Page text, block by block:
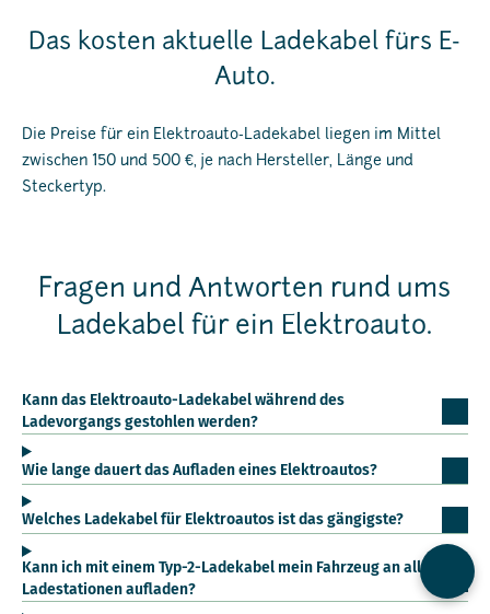
Das kosten aktuelle Ladekabel fürs E-
Auto.
Die Preise für ein Elektroauto-Ladekabel liegen im Mittel
zwischen 150 und 500 €, je nach Hersteller, Länge und
Steckertyp.
Fragen und Antworten rund ums
Ladekabel für ein Elektroauto.
Kann das Elektroauto-Ladekabel während des
Ladevorgangs gestohlen werden?
Wie lange dauert das Aufladen eines Elektroautos?
Welches Ladekabel für Elektroautos ist das gängigste?
Kann ich mit einem Typ-2-Ladekabel mein Fahrzeug an allen
Ladestationen aufladen?